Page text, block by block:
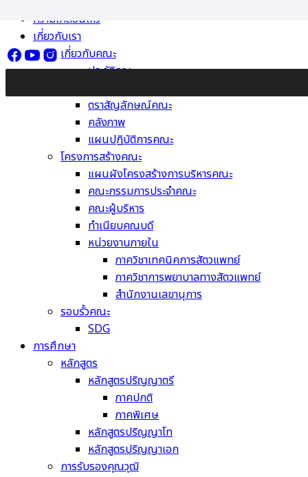
Skip
content
ความเคลื่อนไหว
เกี่ยวกับเรา
เกี่ยวกับคณะ
ประวัติคณะ
ตราสัญลักษณ์คณะ
คลังภาพ
แผนปฏิบัติการคณะ
โครงการสร้างคณะ
แผนผังโครงสร้างการบริหารคณะ
คณะกรรมการประจำคณะ
คณะผู้บริหาร
ทำเนียบคณบดี
หน่วยงานภายใน
ภาควิชาเทคนิคการสัตวแพทย์
ภาควิชาการพยาบาลทางสัตวแพทย์
สำนักงานเลขานุการ
รอบรั้วคณะ
SDG
การศึกษา
หลักสูตร
หลักสูตรปริญญาตรี
ภาคปกติ
ภาคพิเศษ
หลักสูตรปริญญาโท
หลักสูตรปริญญาเอก
การรับรองคุณวุฒิ